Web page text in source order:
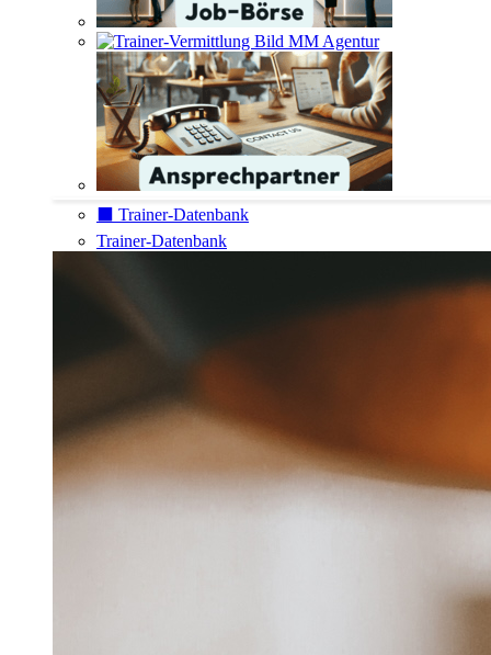
⬛️ Trainer-Datenbank
Trainer-Datenbank